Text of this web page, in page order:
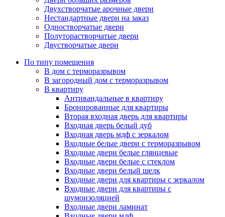
Двухстворчатые арочные двери
Нестандартные двери на заказ
Одностворчатые двери
Полуторастворчатые двери
Двустворчатые двери
По типу помещения
В дом с терморазрывом
В загородный дом с терморазрывом
В квартиру
Антивандальные в квартиру
Бронированные для квартиры
Вторая входная дверь для квартиры
Входная дверь белый дуб
Входная дверь мдф с зеркалом
Входные белые двери с терморазрывом
Входные двери белые глянцевые
Входные двери белые с стеклом
Входные двери белый шелк
Входные двери для квартиры с зеркалом
Входные двери для квартиры с
шумоизоляцией
Входные двери ламинат